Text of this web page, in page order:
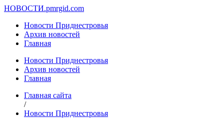
НОВОСТИ.pmrgid.com
Новости Приднестровья
Архив новостей
Главная
Новости Приднестровья
Архив новостей
Главная
Главная сайта
/
Новости Приднестровья